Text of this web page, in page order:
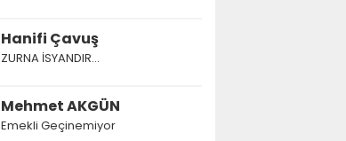
Hanifi Çavuş
ZURNA İSYANDIR...
Mehmet AKGÜN
Emekli Geçinemiyor